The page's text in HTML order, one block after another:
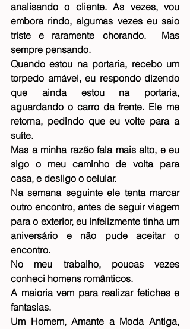
analisando o cliente. As vezes, vou
embora rindo, algumas vezes eu saio
triste e raramente chorando.  Mas
sempre pensando.
Quando estou na portaria, recebo um
torpedo amável, eu respondo dizendo
que ainda estou na portaria,
aguardando o carro da frente. Ele me
retorna, pedindo que eu volte para a
suíte.
Mas a minha razão fala mais alto, e eu
sigo o meu caminho de volta para
casa, e desligo o celular.
Na semana seguinte ele tenta marcar
outro encontro, antes de seguir viagem
para o exterior, eu infelizmente tinha um
aniversário e não pude aceitar o
encontro.
No meu trabalho, poucas vezes
conheci homens românticos.
A maioria vem para realizar fetiches e
fantasias.
Um Homem, Amante a Moda Antiga,